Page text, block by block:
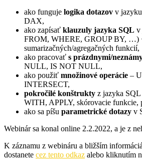
ako funguje logika dotazov v
DAX,
ako zapísať klauzuly jazyka SQL v
FROM, WHERE, GROUP BY, …)
sumarizačných/agregačných funkcií,
ako pracovať s prázdnymi/
NULL, IS NOT NULL,
ako použiť množinové operácie –
INTERSECT,
pokročilé konštrukty z jazyka
WITH, APPLY, skórovacie
ako sa píšu parametrické dotazy v
Webinár sa konal online 2.2.2022, a je z
K záznamu z webináru a bližším
dostanete cez tento odkaz alebo kliknutím